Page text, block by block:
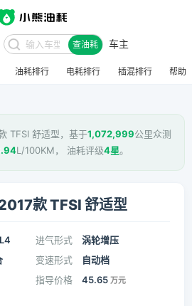
查油耗 车主
油耗排行 电耗排行 插混排行 帮助
TFSI 舒适型，基于1,072,999公里众测
L/100KM， 油耗评级4星。
款 TFSI 舒适型
进气形式
涡轮增压
变速形式
自动档
指导价格 45.65 万元